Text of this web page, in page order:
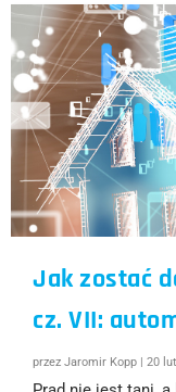
Jak zostać
cz. VII:
przezJaromir Kopp |20